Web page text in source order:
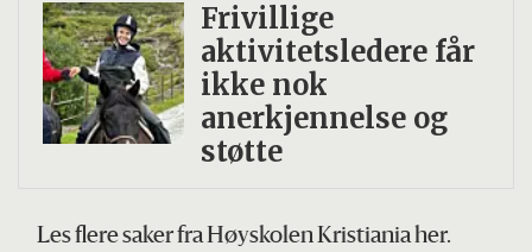
Frivillige
aktivitetsledere får
ikke nok
anerkjennelse og
støtte
Les flere saker fra Høyskolen Kristiania her.